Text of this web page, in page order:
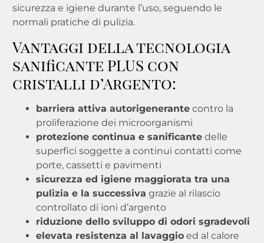
sicurezza e igiene durante l’uso, seguendo le
normali pratiche di pulizia.
Vantaggi della tecnologia
sanificante PLUS con
cristalli d’Argento:
barriera attiva autorigenerantecontro la
proliferazione dei microorganismi
protezione continua e sanificantedelle
superfici soggette a continui contatti come
porte, cassetti e pavimenti
sicurezza ed igiene maggiorata tra una
pulizia e la successiva grazie al rilascio
controllato di ioni d’argento
riduzione dello sviluppo di odori sgradevoli
elevata resistenza al lavaggioed al calore